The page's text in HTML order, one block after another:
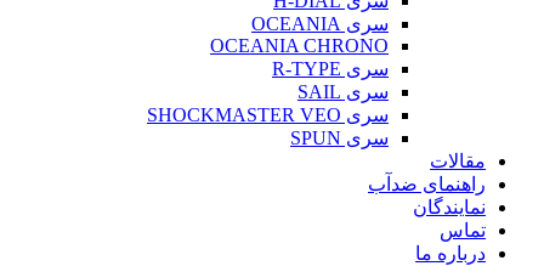
سری OCEANIA
OCEANIA CHRONO
سری R-TYPE
سری SAIL
سری SHOCKMASTER VEO
سری SPUN
مقالات
راهنمای ضدآب
نمایندگان
تماس
درباره ما